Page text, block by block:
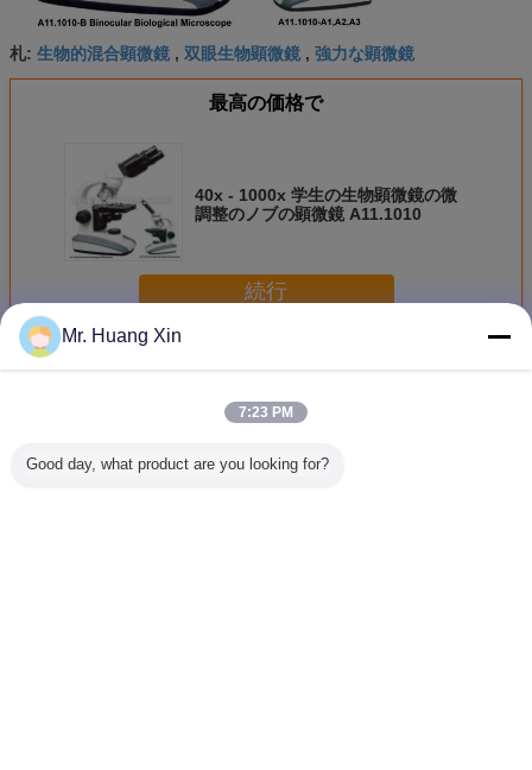
札: 生物的混合顕微鏡 , 双眼生物顕微鏡 , 強力な顕微鏡
最高の価格で
40x - 1000x 学生の生物顕微鏡の微
調整のノブの顕微鏡 A11.1010
続行
多く生物顕微鏡
Mr. Huang Xin
7:23 PM
Good day, what product are you looking for?